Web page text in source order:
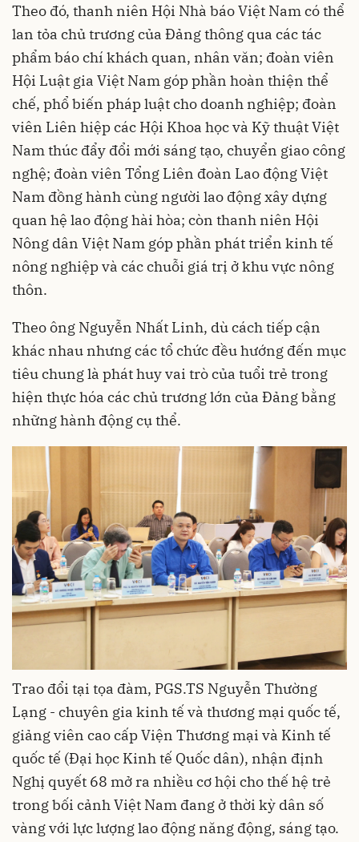
Theo đó, thanh niên Hội Nhà báo Việt Nam có thể
lan tỏa chủ trương của Đảng thông qua các tác
phẩm báo chí khách quan, nhân văn; đoàn viên
Hội Luật gia Việt Nam góp phần hoàn thiện thể
chế, phổ biến pháp luật cho doanh nghiệp; đoàn
viên Liên hiệp các Hội Khoa học và Kỹ thuật Việt
Nam thúc đẩy đổi mới sáng tạo, chuyển giao công
nghệ; đoàn viên Tổng Liên đoàn Lao động Việt
Nam đồng hành cùng người lao động xây dựng
quan hệ lao động hài hòa; còn thanh niên Hội
Nông dân Việt Nam góp phần phát triển kinh tế
nông nghiệp và các chuỗi giá trị ở khu vực nông
thôn.
Theo ông Nguyễn Nhất Linh, dù cách tiếp cận
khác nhau nhưng các tổ chức đều hướng đến mục
tiêu chung là phát huy vai trò của tuổi trẻ trong
hiện thực hóa các chủ trương lớn của Đảng bằng
những hành động cụ thể.
Trao đổi tại tọa đàm, PGS.TS Nguyễn Thường
Lạng - chuyên gia kinh tế và thương mại quốc tế,
giảng viên cao cấp Viện Thương mại và Kinh tế
quốc tế (Đại học Kinh tế Quốc dân), nhận định
Nghị quyết 68 mở ra nhiều cơ hội cho thế hệ trẻ
trong bối cảnh Việt Nam đang ở thời kỳ dân số
vàng với lực lượng lao động năng động, sáng tạo.